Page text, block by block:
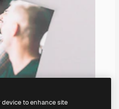
device to enhance site